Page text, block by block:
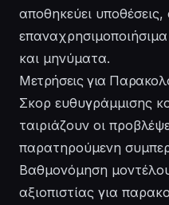
αποθηκεύει
και μηνύματα.
Μετρήσεις για
Σκορ ευθυγράμμισης
ταιριάζουν οι
παρατηρούμενη
Βαθμονόμηση
αξιοπιστίας για